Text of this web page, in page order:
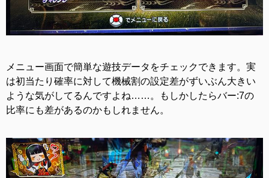
メニュー画面で簡単な遊技データをチェックできます。実
は初当たり確率に対して機械割の設定差がずいぶん大きい
ような気がしてるんですよね……。もしかしたらバー:7の
比率にも差があるのかもしれません。